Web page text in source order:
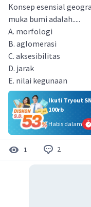
Konsep esensial
muka bumi adalah.....
A. morfologi
B. aglomerasi
C. aksesibilitas
D. jarak
E. nilai kegunaan
Ikuti Tryout
100rb
Habis dalam
1 2